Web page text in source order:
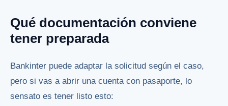
Qué documentación conviene
tener preparada
Bankinter puede adaptar la solicitud según el caso,
pero si vas a abrir una cuenta con pasaporte, lo
sensato es tener listo esto: